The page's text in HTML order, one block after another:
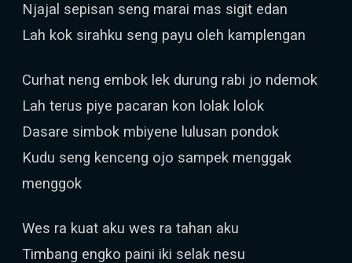
Njajal sepisan seng marai mas sigit edan
Lah kok sirahku seng payu oleh kamplengan
Curhat neng embok lek durung rabi jo ndemok
Lah terus piye pacaran kon lolak lolok
Dasare simbok mbiyene lulusan pondok
Kudu seng kenceng ojo sampek menggak
menggok
Wes ra kuat aku wes ra tahan aku
Timbang engko paini iki selak nesu